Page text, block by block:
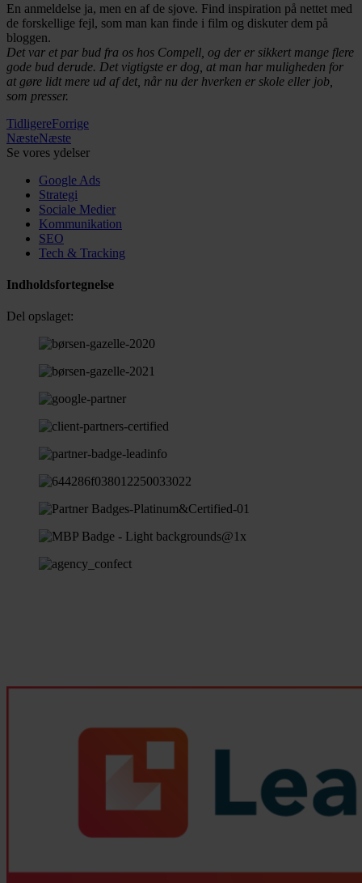
En anmeldelse ja, men en af de sjove. Find inspiration på nettet med
de forskellige fejl, som man kan finde i film og diskuter dem på
bloggen.
Det var et par bud fra os hos Compell, og der er sikkert mange flere
gode bud derude. Det vigtigste er dog, at man har muligheden for
at gøre lidt mere ud af det, når nu der hverken er skole eller job,
som presser.
TidligereForrige
NæsteNæste
Se vores ydelser
Google Ads
Strategi
Sociale Medier
Kommunikation
SEO
Tech & Tracking
Indholdsfortegnelse
Del opslaget: